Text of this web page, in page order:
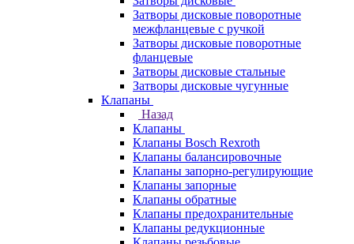
Затворы дисковые поворотные
межфланцевые с ручкой
Затворы дисковые поворотные
фланцевые
Затворы дисковые стальные
Затворы дисковые чугунные
Клапаны
Назад
Клапаны
Клапаны Bosch Rexroth
Клапаны балансировочные
Клапаны запорно-регулирующие
Клапаны запорные
Клапаны обратные
Клапаны предохранительные
Клапаны редукционные